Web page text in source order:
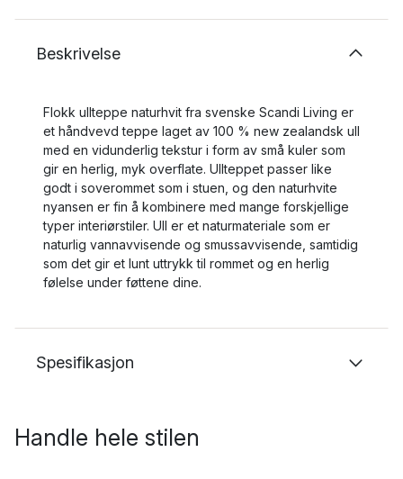
Beskrivelse
Flokk ullteppe naturhvit fra svenske Scandi Living er
et håndvevd teppe laget av 100 % new zealandsk ull
med en vidunderlig tekstur i form av små kuler som
gir en herlig, myk overflate. Ullteppet passer like
godt i soverommet som i stuen, og den naturhvite
nyansen er fin å kombinere med mange forskjellige
typer interiørstiler. Ull er et naturmateriale som er
naturlig vannavvisende og smussavvisende, samtidig
som det gir et lunt uttrykk til rommet og en herlig
følelse under føttene dine.
Spesifikasjon
Handle hele stilen